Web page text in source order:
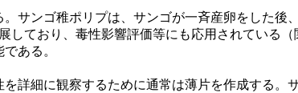
サンゴ稚ポリプは、サンゴが一斉産卵をした後
しており、毒性影響評価等にも応用されてい
ある。
詳細に観察するために通常は薄片を作成する